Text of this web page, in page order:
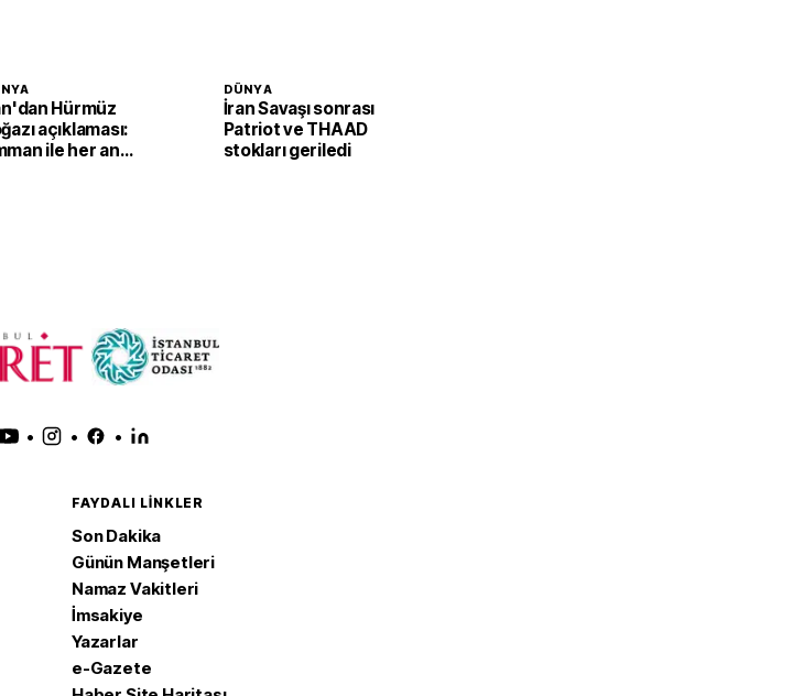
Hürmüz
açıklaması:
ile her an
DÜNYA
İran Savaşı sonrası
Patriot ve THAAD
stokları geriledi
• • •
FAYDALI LINKLER
Son Dakika
Günün Manşetleri
Namaz Vakitleri
İmsakiye
Yazarlar
e-Gazete